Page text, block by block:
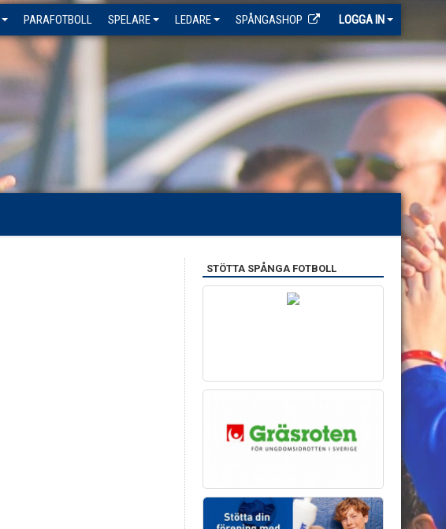
PARAFOTBOLL SPELARE LEDARE SPÅNGASHOP LOGGA IN
STÖTTA SPÅNGA FOTBOLL